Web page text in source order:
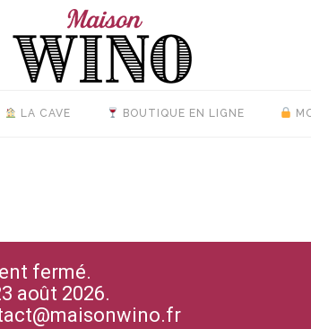
LA CAVE BOUTIQUE EN LIGNE
fermé.
août 2026.